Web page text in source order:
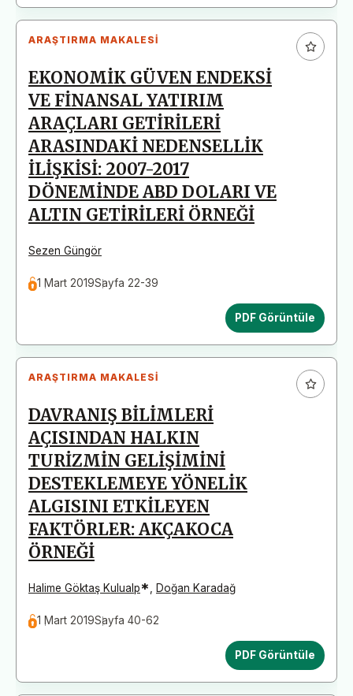
ARAŞTIRMA MAKALESI
EKONOMİK GÜVEN ENDEKSİ
VE FİNANSAL YATIRIM
ARAÇLARI GETİRİLERİ
ARASINDAKİ NEDENSELLİK
İLİŞKİSİ: 2007-2017
DÖNEMİNDE ABD DOLARI VE
ALTIN GETİRİLERİ ÖRNEĞİ
Sezen Güngör
1 Mart 2019Sayfa 22-39
PDF Görüntüle
ARAŞTIRMA MAKALESI
DAVRANIŞ BİLİMLERİ
AÇISINDAN HALKIN
TURİZMİN GELİŞİMİNİ
DESTEKLEMEYE YÖNELİK
ALGISINI ETKİLEYEN
FAKTÖRLER: AKÇAKOCA
ÖRNEĞİ
Halime Göktaş Kulualp*, Doğan Karadağ
1 Mart 2019Sayfa 40-62
PDF Görüntüle